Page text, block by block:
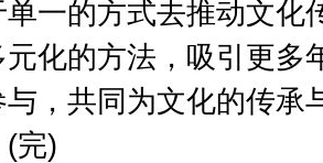
一的方式去推动文化
化的方法，吸引更多
，共同为文化的传承
(完)